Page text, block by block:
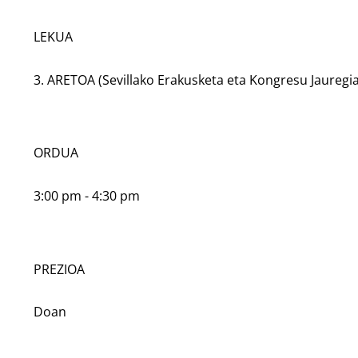
LEKUA
3. ARETOA (Sevillako Erakusketa eta Kongresu
ORDUA
3:00 pm - 4:30 pm
PREZIOA
Doan